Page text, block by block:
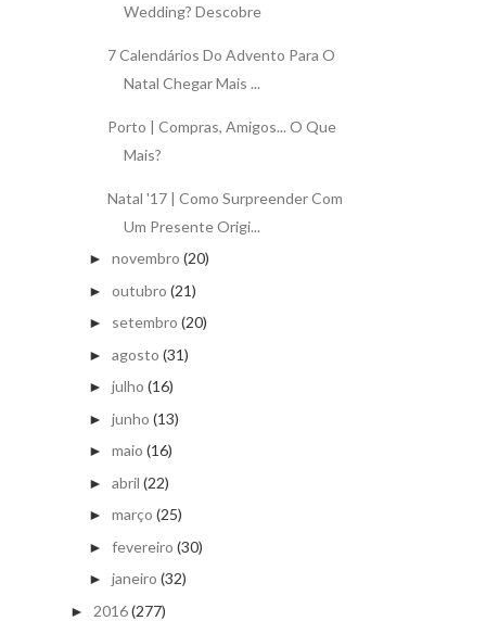
Wedding? Descobre
7 Calendários Do Advento Para O
Natal Chegar Mais ...
Porto | Compras, Amigos... O Que
Mais?
Natal '17 | Como Surpreender Com
Um Presente Origi...
► novembro (20)
► outubro (21)
► setembro (20)
► agosto (31)
► julho (16)
► junho (13)
► maio (16)
► abril (22)
► março (25)
► fevereiro (30)
► janeiro (32)
► 2016(277)